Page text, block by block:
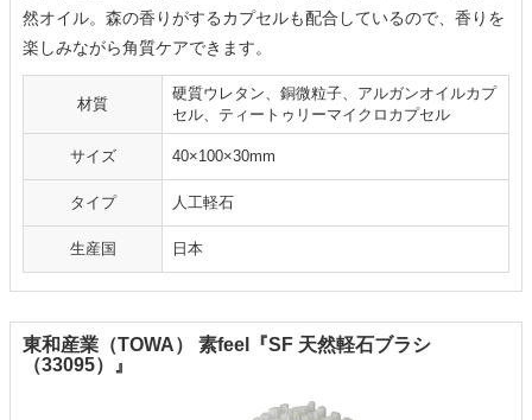
然オイル。森の香りがするカプセルも配合しているので、香りを
楽しみながら角質ケアできます。
材質
硬質ウレタン、銅微粒子、アルガンオイルカプ
セル、ティートゥリーマイクロカプセル
サイズ 40×100×30mm
タイプ 人工軽石
生産国 日本
東和産業（TOWA） 素feel『SF 天然軽石ブラシ
（33095）』